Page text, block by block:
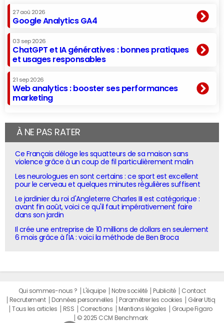
27 aoû 2026
Google Analytics GA4
03 sep 2026
ChatGPT et IA génératives : bonnes pratiques
et usages responsables
21 sep 2026
Web analytics : booster ses performances
marketing
À NE PAS RATER
Ce Français déloge les squatteurs de sa maison sans
violence grâce à un coup de fil particulièrement malin
Les neurologues en sont certains : ce sport est excellent
pour le cerveau et quelques minutes régulières suffisent
Le jardinier du roi d'Angleterre Charles III est catégorique :
avant fin août, voici ce qu'il faut impérativement faire
dans son jardin
Il crée une entreprise de 10 millions de dollars en seulement
6 mois grâce à l'IA : voici la méthode de Ben Broca
Qui sommes-nous ? L'équipe Notre société Publicité
Contact
Recrutement
Données personnelles Paramétrer les cookies
Gérer Utiq
Tous les articles
RSS Corrections Mentions légales
Groupe Figaro
© 2025 CCM Benchmark